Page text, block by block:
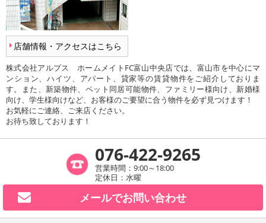
店舗情報・アクセスはこちら
株式会社アルプス ホームメイトFC富山中央店では、富山市を中心にマ
ンション、ハイツ、アパート、貸家等の賃貸物件をご紹介しておりま
す。また、新築物件、ペット同居可能物件、ファミリー様向け、新婚様
向け、学生様向けなど、お客様のご要望に合う物件を必ず見つけます！
お気軽にご連絡、ご来店ください。
お待ち致しております！
076-422-9265
営業時間：9:00～18:00
定休日：水曜
メールでお問い合わせ